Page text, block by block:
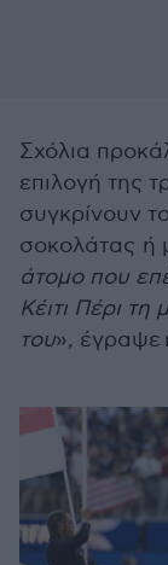
Σχόλια
επιλογή της
συγκρίνουν
σοκολάτας ή
άτομο που
Κέιτι Πέρι
του», έγραψε